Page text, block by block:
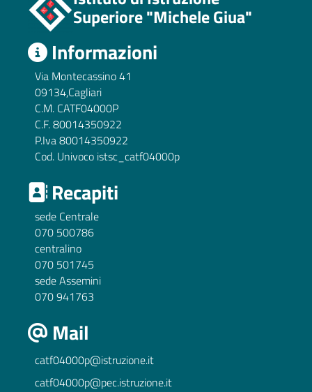
Superiore "Michele Giua"
Informazioni
Via Montecassino 41
09134,Cagliari
C.M. CATF04000P
C.F. 80014350922
P.Iva 80014350922
Cod. Univoco istsc_catf04000p
Recapiti
sede Centrale
070 500786
centralino
070 501745
sede Assemini
070 941763
Mail
catf04000p@istruzione.it
catf04000p@pec.istruzione.it